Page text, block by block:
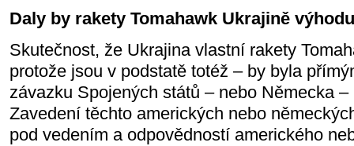
Daly by rakety Tomahawk Ukrajině
Skutečnost, že Ukrajina vlastní rakety
protože jsou v podstatě totéž – by byla
závazku Spojených států – nebo Německa
Zavedení těchto amerických nebo
pod vedením a odpovědností amerického